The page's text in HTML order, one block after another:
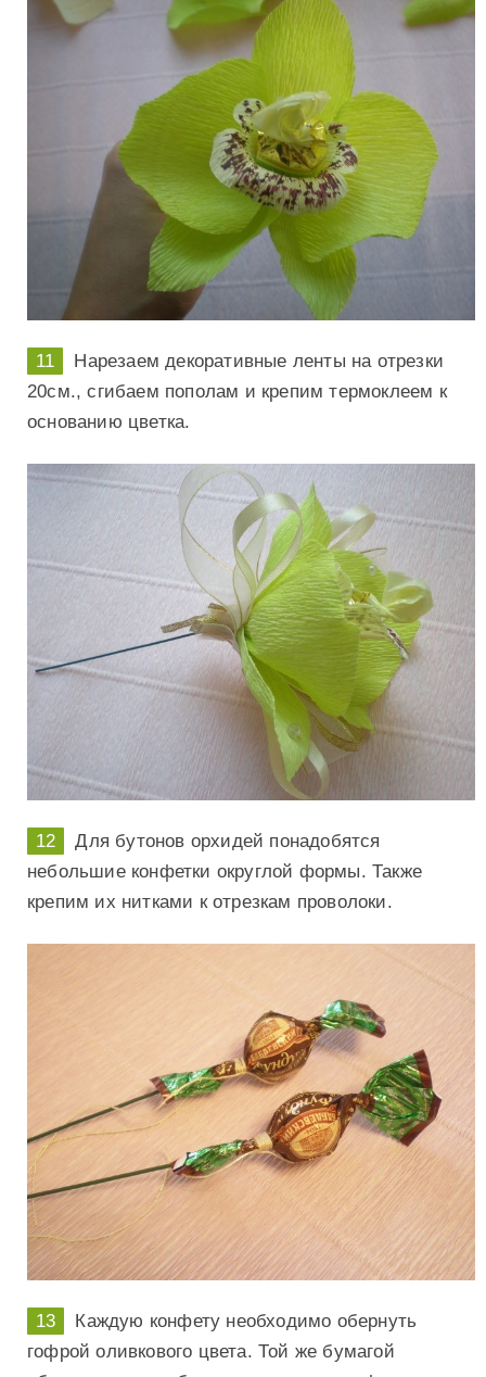
Нарезаем декоративные ленты на отрезки
20см., сгибаем пополам и крепим термоклеем к
основанию цветка.
Для бутонов орхидей понадобятся
небольшие конфетки округлой формы. Также
крепим их нитками к отрезкам проволоки.
Каждую конфету необходимо обернуть
гофрой оливкового цвета. Той же бумагой